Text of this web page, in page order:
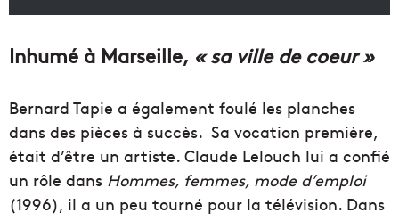
Inhumé à Marseille, « sa ville de coeur »
Bernard Tapie a également foulé les planches
dans des pièces à succès. Sa vocation première,
était d’être un artiste. Claude Lelouch lui a confié
un rôle dans Hommes, femmes, mode d’emploi
(1996), il a un peu tourné pour la télévision. Dans